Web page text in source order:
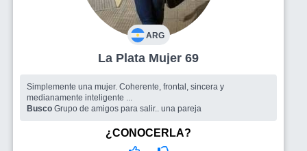
ARG
La Plata Mujer 69
Simplemente una mujer. Coherente, frontal, sincera y
medianamente inteligente ...
Busco
Grupo de amigos para salir.. una pareja
¿CONOCERLA?